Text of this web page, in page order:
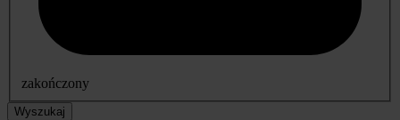
zakończony
Wyszukaj